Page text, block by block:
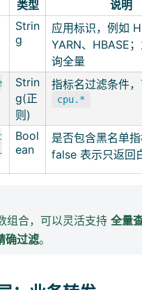
类型 说明
Strin
g
应用标识，例如
YARN、HBASE
询全量
Strin
g(正
则)
指标名过滤条件
cpu.*
Bool
ean
是否包含黑名单
false 表示只返回
组合，可以灵活支持 全量
确过滤。